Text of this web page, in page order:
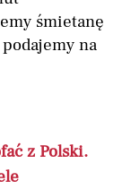
śmietanę
na
z Polski.